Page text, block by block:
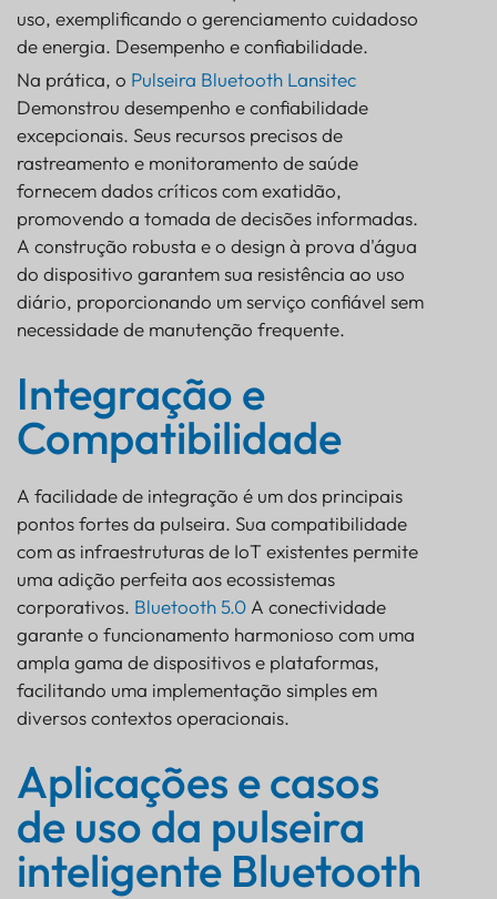
uso, exemplificando o gerenciamento cuidadoso
de energia. Desempenho e confiabilidade.
Na prática, o Pulseira Bluetooth Lansitec
Demonstrou desempenho e confiabilidade
excepcionais. Seus recursos precisos de
rastreamento e monitoramento de saúde
fornecem dados críticos com exatidão,
promovendo a tomada de decisões informadas.
A construção robusta e o design à prova d'água
do dispositivo garantem sua resistência ao uso
diário, proporcionando um serviço confiável sem
necessidade de manutenção frequente.
Integração e
Compatibilidade
A facilidade de integração é um dos principais
pontos fortes da pulseira. Sua compatibilidade
com as infraestruturas de IoT existentes permite
uma adição perfeita aos ecossistemas
corporativos. Bluetooth 5.0 A conectividade
garante o funcionamento harmonioso com uma
ampla gama de dispositivos e plataformas,
facilitando uma implementação simples em
diversos contextos operacionais.
Aplicações e casos
de uso da pulseira
inteligente Bluetooth